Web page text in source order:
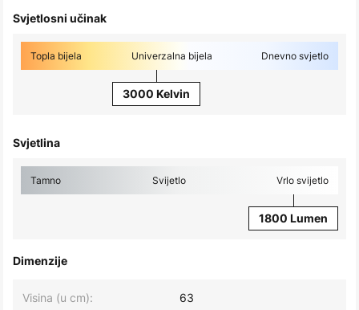
Svjetlosni učinak
Topla bijela Univerzalna bijela Dnevno svjetlo
3000 Kelvin
Svjetlina
Tamno Svijetlo Vrlo svijetlo
1800 Lumen
Dimenzije
Visina (u cm): 63